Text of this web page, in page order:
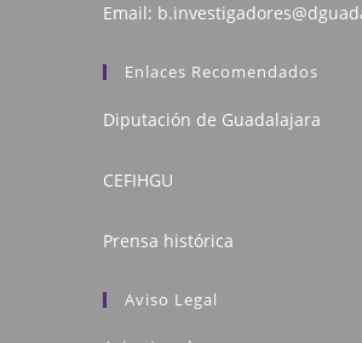
Email:
Enlaces Recomendados
Diputación de Guadalajara
CEFIHGU
Prensa histórica
Aviso Legal